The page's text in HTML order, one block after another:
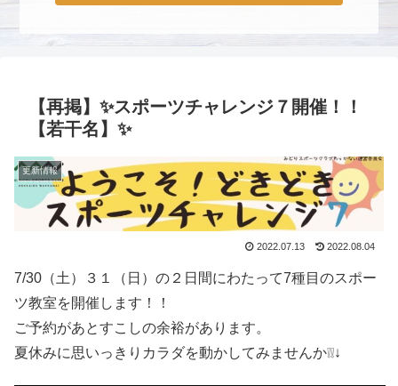
【再掲】✨スポーツチャレンジ７開催！！
【若干名】✨
更新情報
2022.07.13 2022.08.04
7/30（土）３１（日）の２日間にわたって7種目のスポー
ツ教室を開催します！！
ご予約があとすこしの余裕があります。
夏休みに思いっきりカラダを動かしてみませんか❕❕↓